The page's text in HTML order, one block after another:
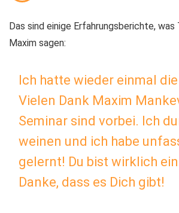
Das sind einige Erfahrungsberichte, was
Maxim sagen:
Ich hatte wieder einmal die
Vielen Dank Maxim
Seminar sind vorbei. Ich
weinen und ich habe
gelernt! Du bist wirklich
Danke, dass es Dich gibt!